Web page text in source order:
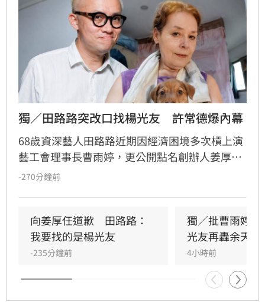
獨／田路路突改口找楊光友　許常德爆內幕
68歲資深藝人田路路近期因經濟困境多次槓上演
藝工會理事長曹雨婷，更公開點名創辦人姜厚任
出面，事後卻發文坦言搞錯對象，真正想找的是
德出面緩頰，建議田路路應先安頓好生活，並提
議透過口述歷史記錄資深藝人的故事。許常德同
時批評現任理事長曹雨婷不應神隱，呼籲工會應
展現具體作為照顧資深藝人，而非僅提供勞健保
功能。整起事件引發關注，田路路則強調目前先
處理身體狀況，後續發展仍待觀察。
-270分鐘前
向姜厚任道歉　田路路：
我要找的是楊光友
-235分鐘前
獨／批曹雨婷
光友再轟余天工
4小時前